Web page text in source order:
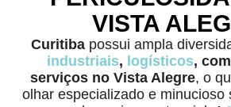
VISTA
Curitiba possui ampla
industriais, logísticos,
serviços no Vista Alegre, o
olhar especializado e minucioso